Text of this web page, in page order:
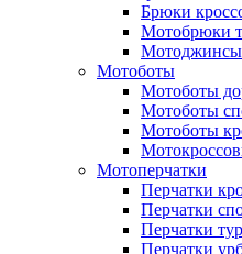
Брюки
Мотобрюки
Мотоджинсы
Мотоботы
Мотоботы
Мотоботы
Мотоботы
Мотоперчатки
Перчатки
Перчатки
Перчатки
Перчатки